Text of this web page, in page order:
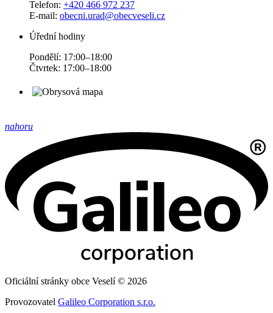
Telefon: +420 466 972 237
E-mail: obecni.urad@obecveseli.cz
Úřední hodiny
Pondělí: 17:00–18:00
Čtvrtek: 17:00–18:00
nahoru
Oficiální stránky obce Veselí © 2026
Provozovatel Galileo Corporation s.r.o.